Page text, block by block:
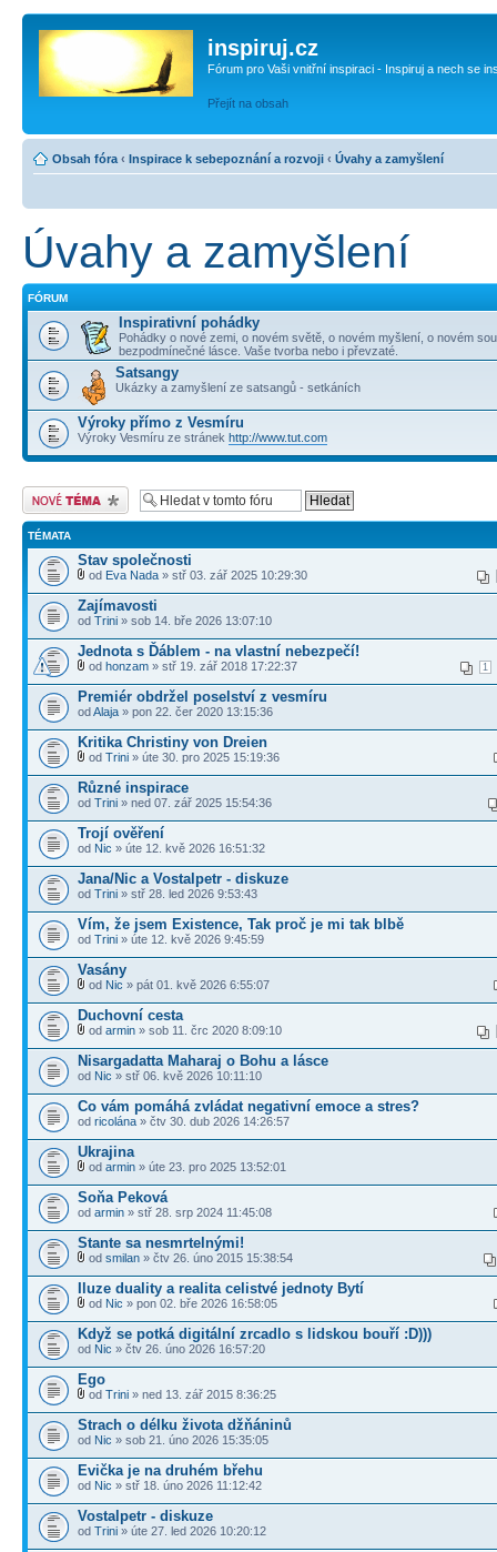
inspiruj.cz
Fórum pro Vaši vnitřní inspiraci - Inspiruj a nech se
Přejít na obsah
Obsah fóra ‹ Inspirace k sebepoznání a rozvoji ‹ Úvahy a zamyšlení
Úvahy a zamyšlení
FÓRUM
Inspirativní pohádky
Pohádky o nové zemi, o novém světě, o novém myšlení, o novém
bezpodmínečné lásce. Vaše tvorba nebo i převzaté.
Satsangy
Ukázky a zamyšlení ze satsangů - setkáních
Výroky přímo z Vesmíru
Výroky Vesmíru ze stránek http://www.tut.com
Odeslat nové téma
TÉMATA
Stav společnosti
od Eva Nada » stř 03. zář 2025 10:29:30
Zajímavosti
od Trini » sob 14. bře 2026 13:07:10
Jednota s Ďáblem - na vlastní nebezpečí!
1
od honzam » stř 19. zář 2018 17:22:37
Premiér obdržel poselství z vesmíru
odAlaja » pon 22. čer 2020 13:15:36
Kritika Christiny von Dreien
od Trini » úte 30. pro 2025 15:19:36
Různé inspirace
od Trini » ned 07. zář 2025 15:54:36
Trojí ověření
od Nic » úte 12. kvě 2026 16:51:32
Jana/Nic a Vostalpetr - diskuze
od Trini » stř 28. led 2026 9:53:43
Vím, že jsem Existence, Tak proč je mi tak blbě
od Trini » úte 12. kvě 2026 9:45:59
Vasány
od Nic » pát 01. kvě 2026 6:55:07
Duchovní cesta
od armin » sob 11. črc 2020 8:09:10
Nisargadatta Maharaj o Bohu a lásce
od Nic » stř 06. kvě 2026 10:11:10
Co vám pomáhá zvládat negativní emoce a stres?
od ricolána » čtv 30. dub 2026 14:26:57
Ukrajina
od armin » úte 23. pro 2025 13:52:01
Soňa Peková
od armin » stř 28. srp 2024 11:45:08
Stante sa nesmrtelnými!
od smilan » čtv 26. úno 2015 15:38:54
Iluze duality a realita celistvé jednoty Bytí
od Nic » pon 02. bře 2026 16:58:05
Když se potká digitální zrcadlo s lidskou bouří :D)))
od Nic » čtv 26. úno 2026 16:57:20
Ego
od Trini » ned 13. zář 2015 8:36:25
Strach o délku života džňáninů
od Nic » sob 21. úno 2026 15:35:05
Evička je na druhém břehu
od Nic » stř 18. úno 2026 11:12:42
Vostalpetr - diskuze
od Trini » úte 27. led 2026 10:20:12